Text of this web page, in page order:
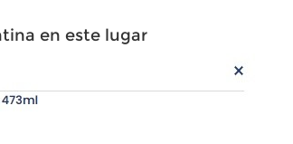
en este lugar